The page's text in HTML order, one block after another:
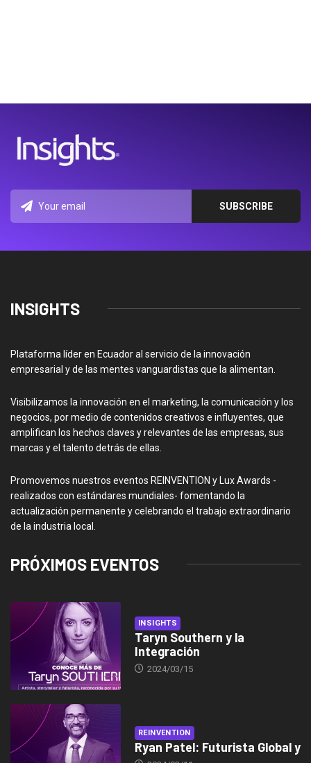
INSIGHTS
Plataforma líder en Ecuador al servicio de la innovación
empresarial y de las mentes vanguardistas que la alimentan.
Visibilizamos la innovación en el marketing, la comunicación y los
negocios, por medio de contenidos creativos e influyentes, que
amplifican los hechos claves y relevantes de las empresas, sus
marcas y el talento detrás de ellas.
Promovemos nuestros eventos REINVENTION y Lux Awards -
realizados con estándares mundiales- fomentando la
actualización permanente y celebrando el trabajo extraordinario
de la industria local.
PRÓXIMOS EVENTOS
INSIGHTS
Taryn Southern y la
Integración
2024/03/15
REINVENTION
Ryan Patel: Futurista Global y